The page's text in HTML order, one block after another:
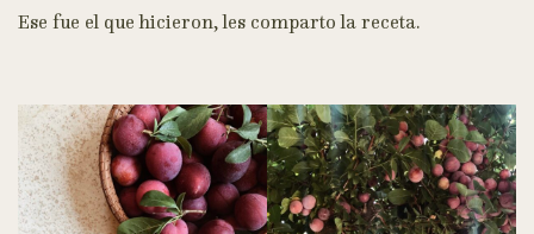
Ese fue el que hicieron, les comparto la receta.